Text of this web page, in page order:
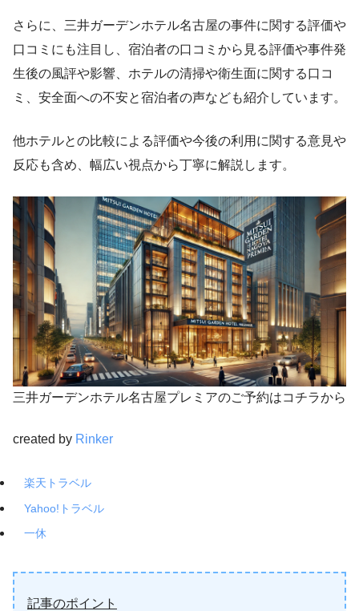
さらに、三井ガーデンホテル名古屋の事件に関する評価や
口コミにも注目し、宿泊者の口コミから見る評価や事件発
生後の風評や影響、ホテルの清掃や衛生面に関する口コ
ミ、安全面への不安と宿泊者の声なども紹介しています。
他ホテルとの比較による評価や今後の利用に関する意見や
反応も含め、幅広い視点から丁寧に解説します。
三井ガーデンホテル名古屋プレミアのご予約はコチラから
created by Rinker
楽天トラベル
Yahoo!トラベル
一休
記事のポイント